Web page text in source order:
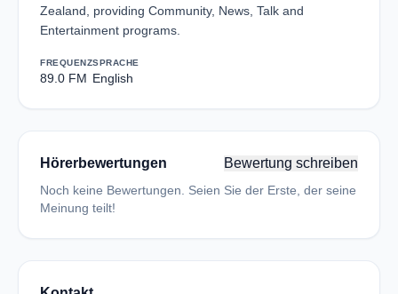
Zealand, providing Community, News, Talk and
Entertainment programs.
FREQUENZ
89.0 FM
SPRACHE
English
Hörerbewertungen Bewertung schreiben
Noch keine Bewertungen. Seien Sie der Erste, der seine
Meinung teilt!